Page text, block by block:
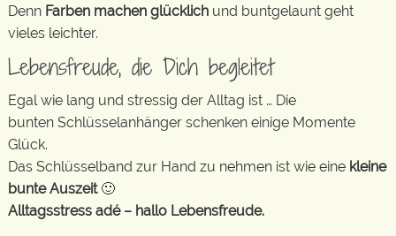
Denn Farben machen glücklich und buntgelaunt geht
vieles leichter.
Lebensfreude, die Dich begleitet
Egal wie lang und stressig der Alltag ist … Die
bunten Schlüsselanhänger schenken einige Momente
Glück.
Das Schlüsselband zur Hand zu nehmen ist wie eine kleine
bunte Auszeit🙂
Alltagsstress adé – hallo Lebensfreude.